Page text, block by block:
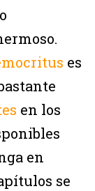
es
en los
en
se